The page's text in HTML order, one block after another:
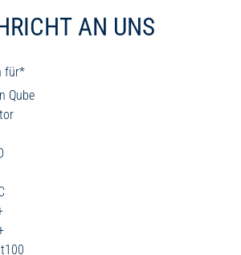
AN UNS
für*
Qube